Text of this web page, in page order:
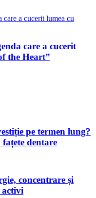
care a cucerit
the Heart”
pe termen lung?
dentare
concentrare și